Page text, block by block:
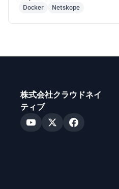
Docker Netskope
株式会社クラウドネイ
ティブ